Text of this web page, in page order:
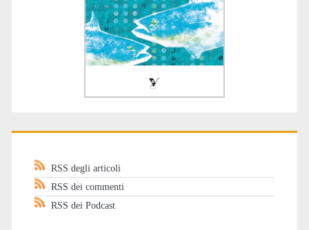
RSS degli articoli
RSS dei commenti
RSS dei Podcast